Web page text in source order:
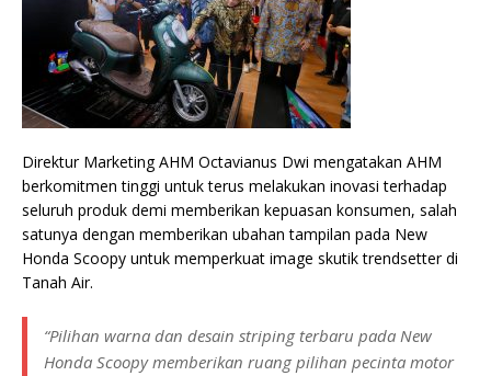
Direktur Marketing AHM Octavianus Dwi mengatakan AHM
berkomitmen tinggi untuk terus melakukan inovasi terhadap
seluruh produk demi memberikan kepuasan konsumen, salah
satunya dengan memberikan ubahan tampilan pada New
Honda Scoopy untuk memperkuat image skutik trendsetter di
Tanah Air.
“Pilihan warna dan desain striping terbaru pada New
Honda Scoopy memberikan ruang pilihan pecinta motor